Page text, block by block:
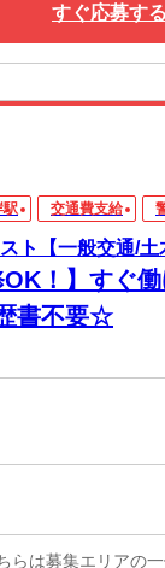
すぐ応募する
駅 交通費支給
ト【一般交通/
OK！】すぐ
書不要☆
は募集エリアの